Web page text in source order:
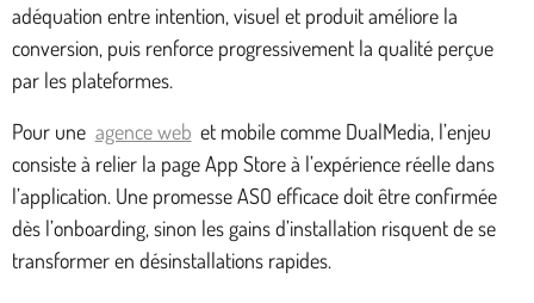
adéquation entre intention, visuel et produit améliore la
conversion, puis renforce progressivement la qualité perçue
par les plateformes.
Pour une agence web et mobile comme DualMedia, l’enjeu
consiste à relier la page App Store à l’expérience réelle dans
l’application. Une promesse ASO efficace doit être confirmée
dès l’onboarding, sinon les gains d’installation risquent de se
transformer en désinstallations rapides.